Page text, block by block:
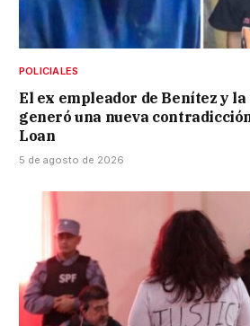
POLICIALES
El ex empleador de Benítez y
generó una nueva
Loan
5 de agosto de 2026